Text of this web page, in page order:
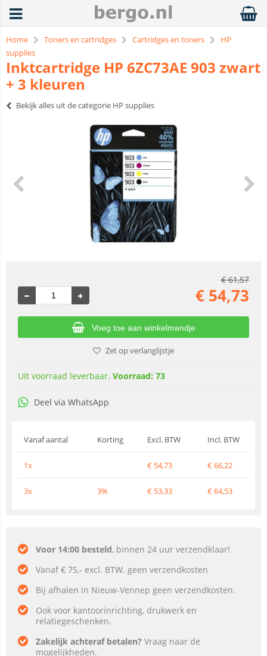
Home Toners en cartridges Cartridges en toners
HP
supplies
Inktcartridge HP 6ZC73AE 903 zwart
+ 3 kleuren
Bekijk alles uit de categorie HP supplies
€61,57
€ 54,73
Voeg toe aan winkelmandje
Zet op verlanglijstje
Uit voorraad leverbaar. Voorraad: 73
Deel via WhatsApp
Vanaf aantal Korting Excl. BTW Incl. BTW
1x € 54,73 €66,22
3x 3% € 53,33 €64,53
Voor 14:00 besteld, binnen 24 uur verzendklaar!
Vanaf € 75,- excl. BTW. geen verzendkosten
Bij afhalen in Nieuw-Vennep geen verzendkosten.
Ook voor kantoorinrichting, drukwerk en
relatiegeschenken.
Zakelijk achteraf betalen? Vraag naar de
mogelijkheden.